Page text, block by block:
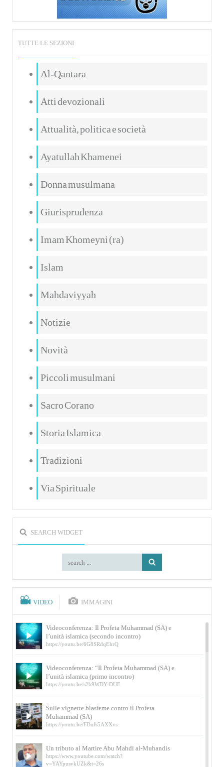
TUTTE LE SEZIONI
Al-Qantara
Atti devozionali
Attualità, politica e società
Ayatullah Khamenei
Donna musulmana
Giurisprudenza
Imam Khomeyni (ra)
Islam
Mahdaviyyah
Notizie
Novità
Piccoli musulmani
Sacro Corano
Storia Islamica
Tradizioni
Via Spirituale
SEARCH WIDGET
VIDEO IMMAGINI
Videoconferenza: Il Profeta Muhammad (SA) e
l’unità islamica (secondo incontro)
https://youtu.be/6G8SRdqEhrQ
Videoconferenza: “Il Profeta Muhammad (SA) e
l’unità islamica (primo incontro)
https://youtu.be/s2b9WDY-DUE
Sulle vignette blasfeme contro il Profeta
Muhammad (SA)
https://youtu.be/FDuJs5AXXvs
Un tributo al Martire Abu Mahdi al-Muhandis
https://www.youtube.com/watch?
v=YAYpusvkUZk&t=26s